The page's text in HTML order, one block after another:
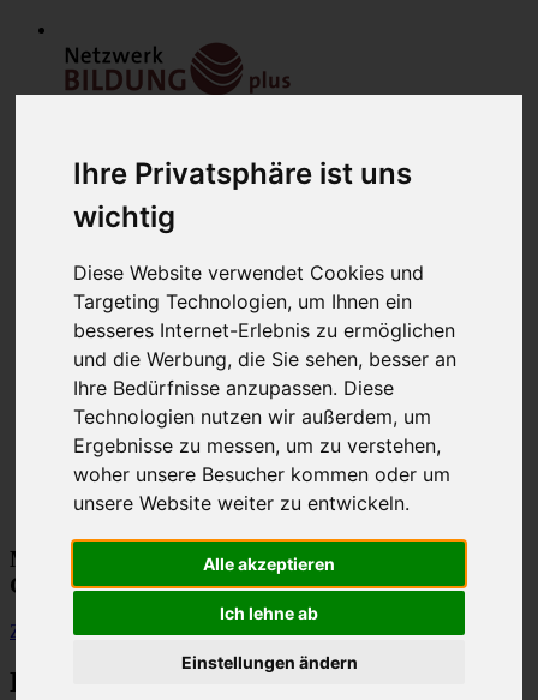
Ihre Privatsphäre ist uns
wichtig
Diese Website verwendet Cookies und
Targeting Technologien, um Ihnen ein
besseres Internet-Erlebnis zu ermöglichen
und die Werbung, die Sie sehen, besser an
Ihre Bedürfnisse anzupassen. Diese
Technologien nutzen wir außerdem, um
Ergebnisse zu messen, um zu verstehen,
woher unsere Besucher kommen oder um
unsere Website weiter zu entwickeln.
Alle akzeptieren
Ich lehne ab
Einstellungen ändern
Home
Modulfinder
Veranstaltungen
Netzwerk
Bildungsanbieter
Mitglied werden
Werbung schalten
über uns
Lounge
Modulfinder für Weiterbildungen im
Gesundheitswesen
Zurück
Bildungsangebot